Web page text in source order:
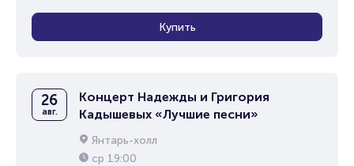
Купить
26
авг.
Концерт Надежды и Григория
Кадышевых «Лучшие песни»
Янтарь-холл
ср 19:00